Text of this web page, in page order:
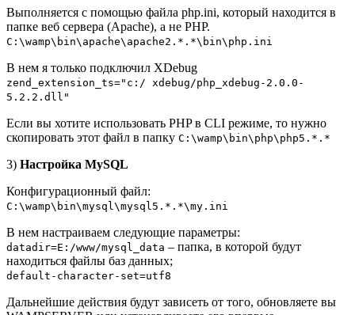
Выполняется с помощью файла php.ini, который находится в
папке веб сервера (Apache), а не PHP.
C:\wamp\bin\apache\apache2.*.*\bin\php.ini
В нем я только подключил XDebug
zend_extension_ts="c:/ xdebug/php_xdebug-2.0.0-
5.2.2.dll"
Если вы хотите использовать PHP в CLI режиме, то нужно
скопировать этот файл в папку C:\wamp\bin\php\php5.*.*
3) Настройка MySQL
Конфигурационный файл:
C:\wamp\bin\mysql\mysql5.*.*\my.ini
В нем настраиваем следующие параметры:
datadir=E:/www/mysql_data – папка, в которой будут
находиться файлы баз данных;
default-character-set=utf8
Дальнейшие действия будут зависеть от того, обновляете вы